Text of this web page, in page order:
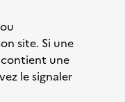
site. Si une
une
le signaler